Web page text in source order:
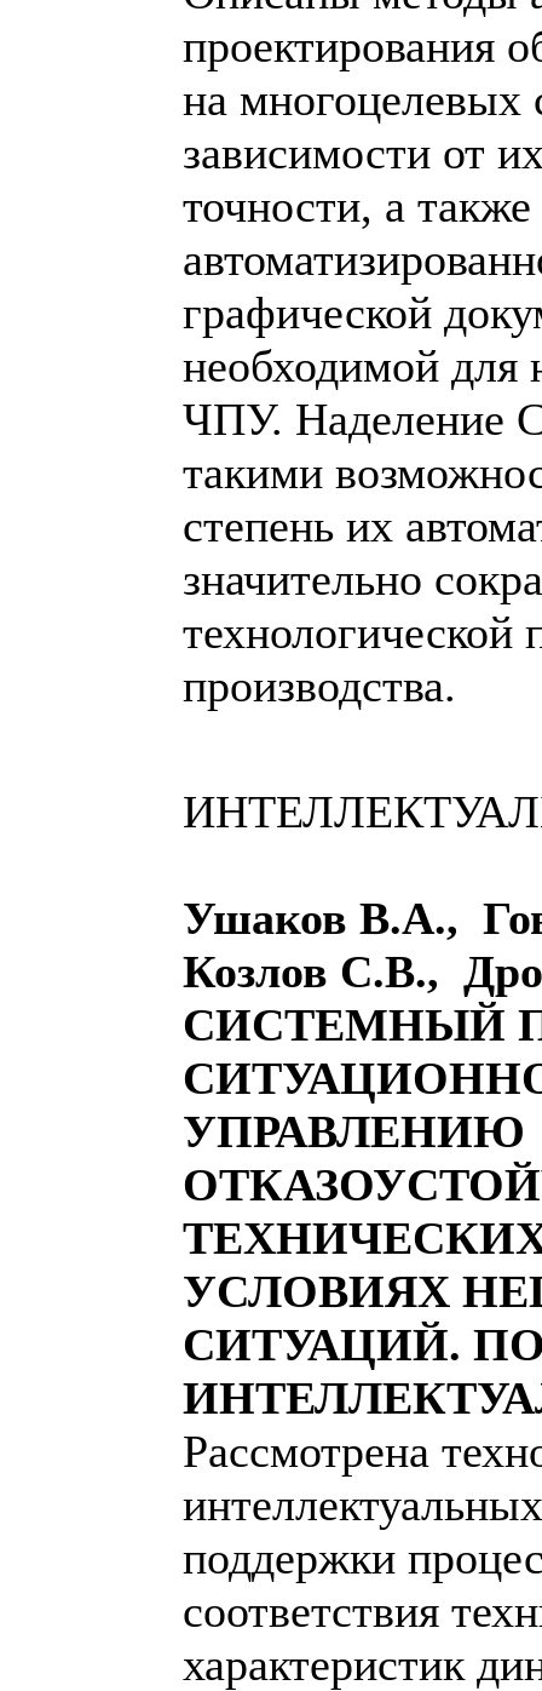
проектирования
на
зависимости от
точности, а
графической
необходимой для
ЧПУ. Наделение
такими
степень их
значительно
технологической
производства.
Ушаков В.А.,
Козлов С.В.,
СИСТЕМНЫЙ
УПРАВЛЕНИЮ
УСЛОВИЯХ
СИТУАЦИЙ.
Рассмотрена
поддержки
соответствия
характеристик